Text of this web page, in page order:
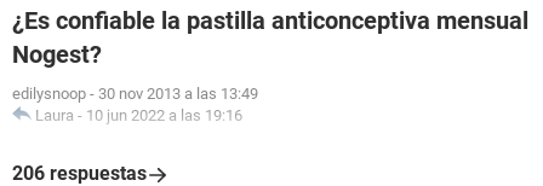
¿Es confiable la pastilla anticonceptiva mensual
Nogest?
edilysnoop - 30 nov 2013 a las 13:49
Laura - 10 jun 2022 a las 19:16
206 respuestas